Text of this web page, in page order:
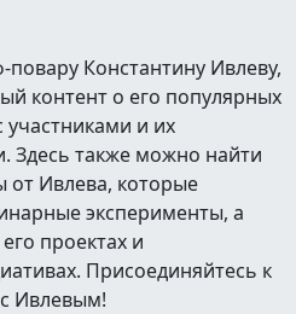
Константину Ивлеву,
контент о его популярных
участниками и их
Здесь также можно найти
от Ивлева, которые
эксперименты, а
проектах и
Присоединяйтесь к
Ивлевым!